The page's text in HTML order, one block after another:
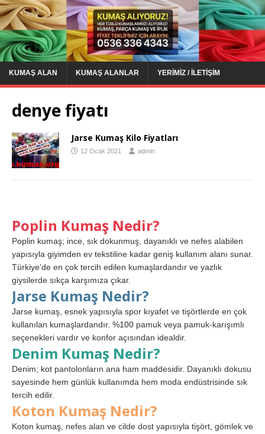
KUMAŞ ALAN KUMAŞ ALANLAR YERIMIZ / İLETIŞIM
denye fiyatı
Jarse Kumaş Kilo Fiyatları
12 Ocak 2021 admin
Poplin Kumaş Nedir?
Poplin kumaş; ince, sık dokunmuş, dayanıklı ve nefes alabilen
yapısıyla giyimden ev tekstiline kadar geniş kullanım alanı sunar.
Türkiye’de en çok tercih edilen kumaşlardandır ve yazlık
giysilerde sıkça karşımıza çıkar.
Jarse Kumaş Nedir?
Jarse kumaş, esnek yapısıyla spor kıyafet ve tişörtlerde en çok
kullanılan kumaşlardandır. %100 pamuk veya pamuk-karışımlı
seçenekleri vardır ve konfor açısından idealdir.
Denim Kumaş Nedir?
Denim; kot pantolonların ana ham maddesidir. Dayanıklı dokusu
sayesinde hem günlük kullanımda hem moda endüstrisinde sık
tercih edilir.
Koton Kumaş Nedir?
Koton kumaş, nefes alan ve cilde dost yapısıyla tişört, gömlek ve